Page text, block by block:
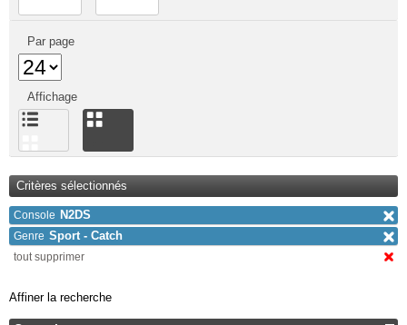
Par page
Affichage
Critères sélectionnés
Console N2DS
Genre Sport - Catch
tout supprimer
Affiner la recherche